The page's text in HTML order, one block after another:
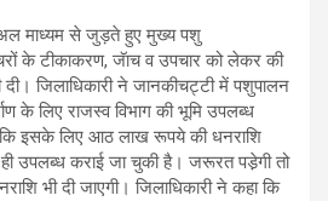
माध्यम से जुड़ते हुए मुख्य पशु
के टीकाकरण, जॅाच व उपचार को लेकर की
दी। जिलाधिकारी ने जानकीचट्टी में पशुपालन
के लिए राजस्व विभाग की भूमि उपलब्ध
इसके लिए आठ लाख रूपये की धनराशि
ही उपलब्ध कराई जा चुकी है। जरूरत पडे़गी तो
भी दी जाएगी। जिलाधिकारी ने कहा कि